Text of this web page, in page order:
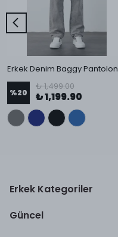
Erkek Denim Baggy Pantolon
%20
₺ 1,499.00
₺ 1,199.90
Erkek Kategoriler
Güncel